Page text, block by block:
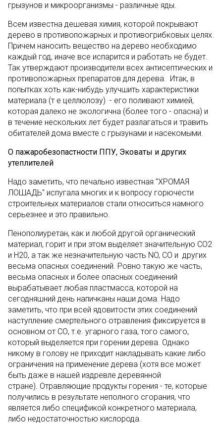
грызунов и микроорганизмы - различные яды.
Всем известна дешевая химия, которой покрывают
дерево в противопожарных и противогрибковых целях.
Причем наносить вещество на дерево необходимо
каждый год, иначе все испарится и работать не будет.
Так утверждают производители всех антисептических и
противопожарных препаратов для дерева. Итак, в
попытках хоть как-нибудь улучшить характеристики
материала (т е целлюлозу) - его поливают химией,
которая далеко не экологична (более того - опасна) и
в течение нескольких лет будет разлагаться и травить
обитателей дома вместе с грызунами и насекомыми.
О пажаробезопастности ППУ, Эковаты и других
утеплителей
Надо заметить, что печально известная "ХРОМАЯ
ЛОШАДЬ" испугала многих и к вопросу горючести
строительных материалов стали относиться намного
серьезнее и это правильно.
Пенополиуретан, как и любой другой органический
материал, горит и при этом выделяет значительную CO2
и H20, а так же незначительную часть NO, CO и других
весьма опасных соединений. Ровно такую же часть,
весьма опасных и более опасных соединений
вырабатывает любая пластмасса, которой на
сегодняшний день напичканы наши дома. Надо
заметить, что при всей ядовитости этих соединений
наступление смертельного отравления фиксируется в
основном от СО, т.е. угарного газа, того самого,
который выделяется при горении дерева. Однако
никому в голову не приходит накладывать какие либо
ограничения на применение дерева (хотя все может
быть даже в нашей издревле деревянной
стране). Отравляющие продукты горения - те, которые
получились в результате неполного сгорания, что
является либо спецификой конкретного материала,
либо недостаточностью кислорода.